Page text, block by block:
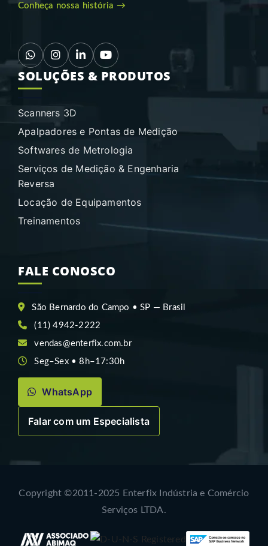
Conheça nossa história →
SOLUÇÕES & PRODUTOS
Scanners 3D
Apalpadores e Pontas de Medição
Softwares de Metrologia
Serviços de Medição & Engenharia
Reversa
Locação de Equipamentos
Treinamentos
FALE CONOSCO
São Bernardo do Campo • SP — Brasil
(11) 4942-2222
vendas@enterfix.com.br
Seg–Sex • 8h–17:30h
WhatsApp
Falar com um Especialista
Copyright ©2011-2025 Enterfix Indústria e Comércio
Serviços LTDA.